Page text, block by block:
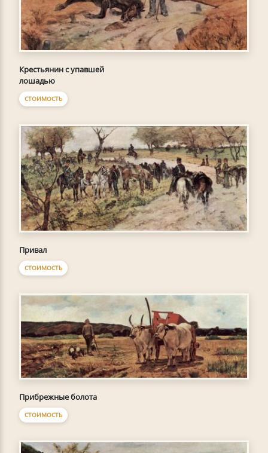
Крестьянин с упавшей
лошадью
СТОИМОСТЬ
Привал
СТОИМОСТЬ
Прибрежные болота
СТОИМОСТЬ